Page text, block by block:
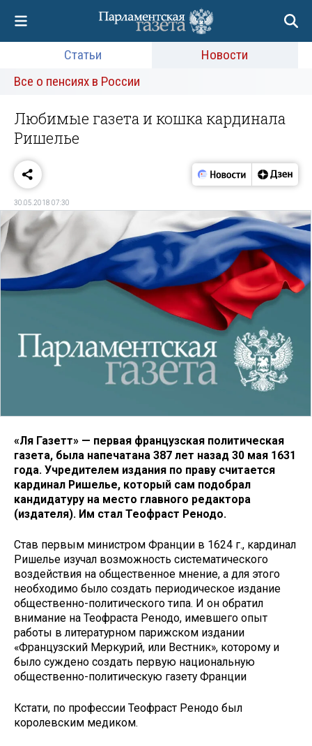
Статьи
Новости
Все о пенсиях в России
Любимые газета и кошка кардинала
Ришелье
30.05.2018 07:30
«Ля Газетт» — первая французская политическая
газета, была напечатана 387 лет назад 30 мая 1631
года. Учредителем издания по праву считается
кардинал Ришелье, который сам подобрал
кандидатуру на место главного редактора
(издателя). Им стал Теофраст Ренодо.
Став первым министром Франции в 1624 г., кардинал
Ришелье изучал возможность систематического
воздействия на общественное мнение, а для этого
необходимо было создать периодическое издание
общественно-политического типа. И он обратил
внимание на Теофраста Ренодо, имевшего опыт
работы в литературном парижском издании
«Французский Меркурий, или Вестник», которому и
было суждено создать первую национальную
общественно-политическую газету Франции
Кстати, по профессии Теофраст Ренодо был
королевским медиком.